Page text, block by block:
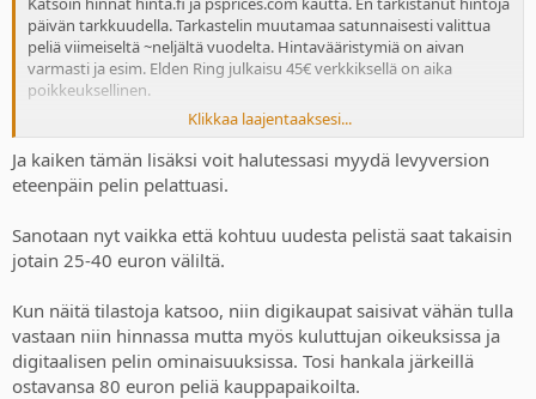
päivän tarkkuudella. Tarkastelin muutamaa satunnaisesti valittua
peliä viimeiseltä ~neljältä vuodelta. Hintavääristymiä on aivan
varmasti ja esim. Elden Ring julkaisu 45€ verkkiksellä on aika
poikkeuksellinen.
Peli
Julkaisu
Julkaisu
3kk store
Assassins creed shadows
80 55 80
60
Call of Duty Modern Warfare
Kingdom Come Deliverance 2
70 60 66
43
Astro Bot
70 55 59
Elden Ring
70 45
Klikkaa laajentaaksesi...
Ja kaiken tämän lisäksi voit halutessasi myydä levyversion
eteenpäin pelin pelattuasi.
Sanotaan nyt vaikka että kohtuu uudesta pelistä saat takaisin
jotain 25-40 euron väliltä.
Kun näitä tilastoja katsoo, niin digikaupat saisivat vähän tulla
vastaan niin hinnassa mutta myös kuluttujan oikeuksissa ja
digitaalisen pelin ominaisuuksissa. Tosi hankala järkeillä
ostavansa 80 euron peliä kauppapaikoilta.